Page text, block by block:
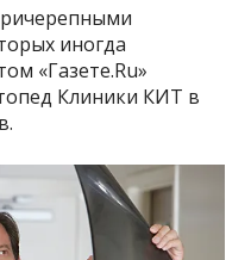
иногда
«Газете.Ru»
Клиники КИТ в